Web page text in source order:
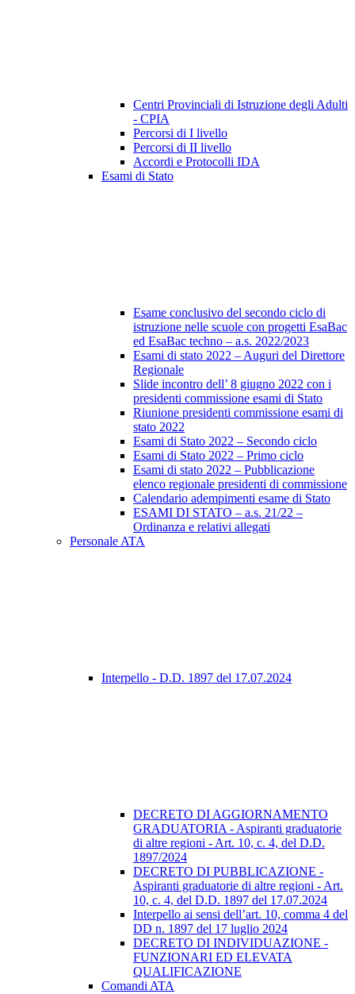
Centri Provinciali di Istruzione degli Adulti
- CPIA
Percorsi di I livello
Percorsi di II livello
Accordi e Protocolli IDA
Esami di Stato
Esame conclusivo del secondo ciclo di
istruzione nelle scuole con progetti EsaBac
ed EsaBac techno – a.s. 2022/2023
Esami di stato 2022 – Auguri del Direttore
Regionale
Slide incontro dell’ 8 giugno 2022 con i
presidenti commissione esami di Stato
Riunione presidenti commissione esami di
stato 2022
Esami di Stato 2022 – Secondo ciclo
Esami di Stato 2022 – Primo ciclo
Esami di stato 2022 – Pubblicazione
elenco regionale presidenti di commissione
Calendario adempimenti esame di Stato
ESAMI DI STATO – a.s. 21/22 –
Ordinanza e relativi allegati
Personale ATA
Interpello - D.D. 1897 del 17.07.2024
DECRETO DI AGGIORNAMENTO
GRADUATORIA - Aspiranti graduatorie
di altre regioni - Art. 10, c. 4, del D.D.
1897/2024
DECRETO DI PUBBLICAZIONE -
Aspiranti graduatorie di altre regioni - Art.
10, c. 4, del D.D. 1897 del 17.07.2024
Interpello ai sensi dell’art. 10, comma 4 del
DD n. 1897 del 17 luglio 2024
DECRETO DI INDIVIDUAZIONE -
FUNZIONARI ED ELEVATA
QUALIFICAZIONE
Comandi ATA